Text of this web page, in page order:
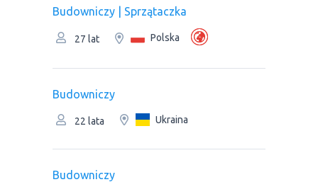
Budowniczy | Sprzątaczka
27 lat Polska
Budowniczy
22 lata Ukraina
Budowniczy